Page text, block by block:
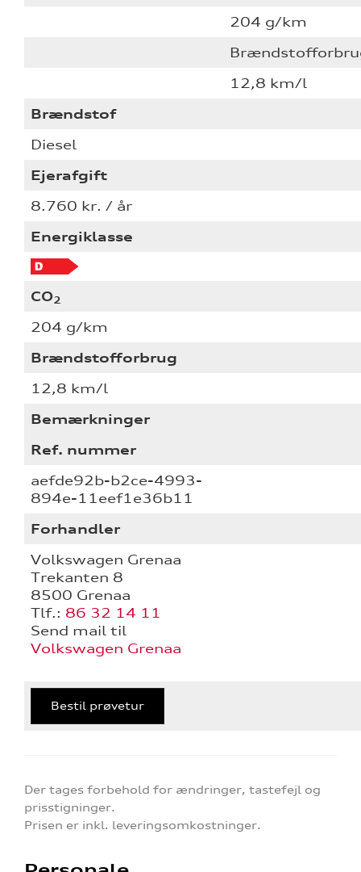
204 g/km
12,8 km/l
Brændstof
Diesel
Ejerafgift
8.760 kr. / år
Energiklasse
CO2
204 g/km
Brændstofforbrug
12,8 km/l
Bemærkninger
Ref. nummer
aefde92b-b2ce-4993-
894e-11eef1e36b11
Forhandler
Volkswagen Grenaa
Trekanten 8
8500 Grenaa
Tlf.: 86 32 14 11
Send mail til
Volkswagen Grenaa
Bestil prøvetur
Der tages forbehold for ændringer, tastefejl og
prisstigninger.
Prisen er inkl. leveringsomkostninger.